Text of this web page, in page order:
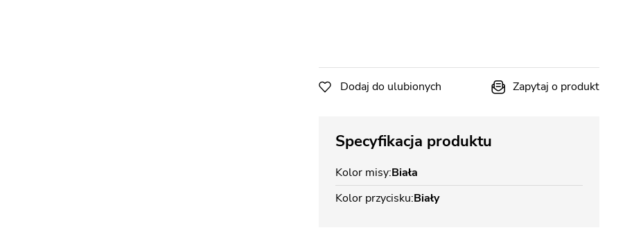
Dodaj do ulubionych Zapytaj o produkt
Specyfikacja produktu
Kolor misy Biała
Kolor przycisku Biały